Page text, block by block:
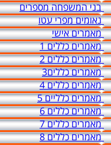
בני המשפחה מספרים
נאומים מפרי עטו
מאמרים אישי
מאמרים כללים 1
מאמרים כללים 2
מאמרים כללים3
מאמרים כללים 4
מאמרים כלליים 5
מאמרים כללים 6
מאמרים כללים 7
מאמרים כללים 8